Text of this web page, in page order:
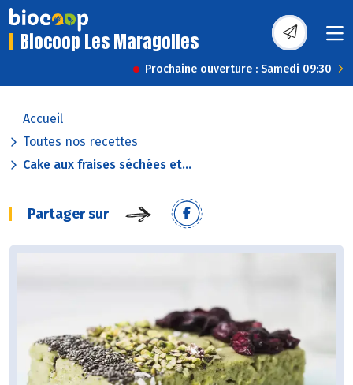
Biocoop Les Maragolles
Prochaine ouverture : Samedi 09:30
Accueil
Toutes nos recettes
Cake aux fraises séchées et...
Partager sur